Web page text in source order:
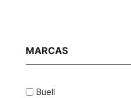
MARCAS
Buell